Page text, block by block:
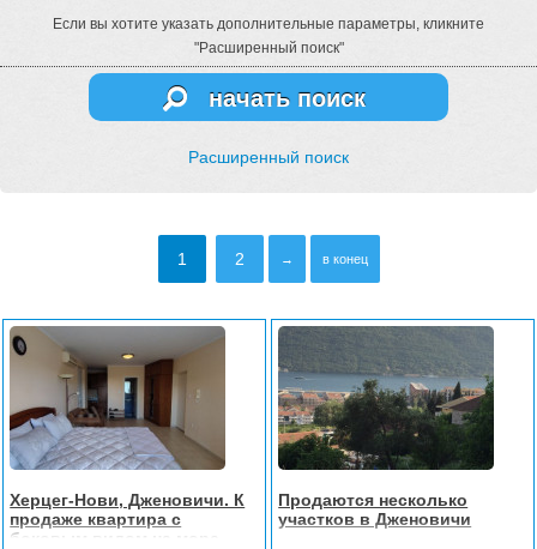
Если вы хотите указать дополнительные параметры, кликните
"Расширенный поиск"
начать поиск
Расширенный поиск
1 2 → в конец
Херцег-Нови, Дженовичи. К
продаже квартира с
боковым видом на море.
Продаются несколько
участков в Дженовичи